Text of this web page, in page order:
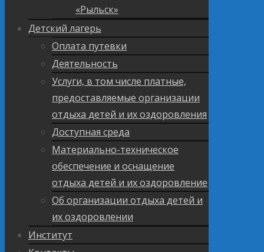
«Рыльск»
Детский лагерь
Оплата путевки
Деятельность
Услуги, в том числе платные,
предоставляемые организации
отдыха детей и их оздоровления
Доступная среда
Материально-техническое
обеспечение и оснащение
отдыха детей и их оздоровление
Об организации отдыха детей и
их оздоровлении
Институт